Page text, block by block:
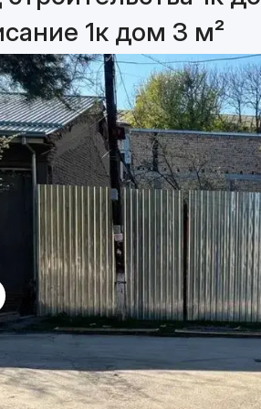
1к дом 3 м²